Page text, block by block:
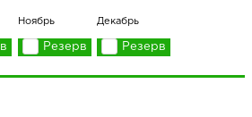
Ноябрь Декабрь